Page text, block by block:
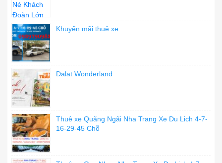
Khuyến mãi thuê xe
Dalat Wonderland
Thuê xe Quãng Ngãi Nha Trang Xe Du Lich 4-7-
16-29-45 Chỗ